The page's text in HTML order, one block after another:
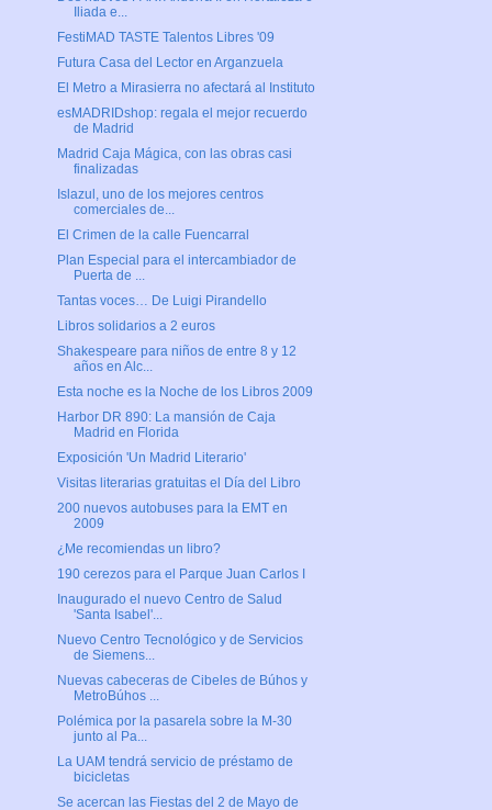
Iliada e...
FestiMAD TASTE Talentos Libres '09
Futura Casa del Lector en Arganzuela
El Metro a Mirasierra no afectará al Instituto
esMADRIDshop: regala el mejor recuerdo
de Madrid
Madrid Caja Mágica, con las obras casi
finalizadas
Islazul, uno de los mejores centros
comerciales de...
El Crimen de la calle Fuencarral
Plan Especial para el intercambiador de
Puerta de ...
Tantas voces… De Luigi Pirandello
Libros solidarios a 2 euros
Shakespeare para niños de entre 8 y 12
años en Alc...
Esta noche es la Noche de los Libros 2009
Harbor DR 890: La mansión de Caja
Madrid en Florida
Exposición 'Un Madrid Literario'
Visitas literarias gratuitas el Día del Libro
200 nuevos autobuses para la EMT en
2009
¿Me recomiendas un libro?
190 cerezos para el Parque Juan Carlos I
Inaugurado el nuevo Centro de Salud
'Santa Isabel'...
Nuevo Centro Tecnológico y de Servicios
de Siemens...
Nuevas cabeceras de Cibeles de Búhos y
MetroBúhos ...
Polémica por la pasarela sobre la M-30
junto al Pa...
La UAM tendrá servicio de préstamo de
bicicletas
Se acercan las Fiestas del 2 de Mayo de